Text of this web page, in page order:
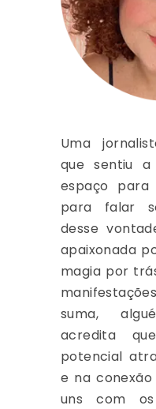
Uma
que sentiu
espaço
para falar
desse
apaixonada
magia por
suma,
acredita
potencial
e na
uns com